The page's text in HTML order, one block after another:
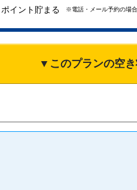
ポイント貯まる ※電話・メール予約の場
▼このプランの空